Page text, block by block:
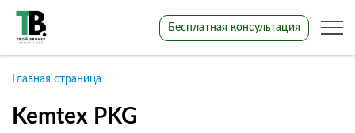
Бесплатная консультация
Главная страница
Kemtex PKG